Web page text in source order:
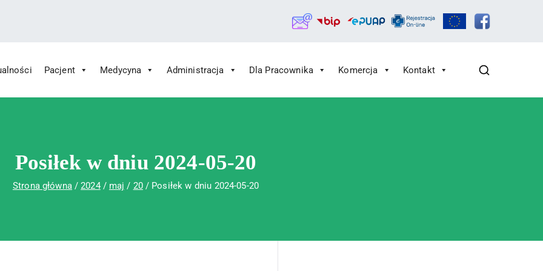
Św. Rafała w Czerwonej Górze
Rafała w Czerwonej Górze
Pacjent Medycyna Administracja Dla Pracownika Komercja Kontakt
Posiłek w dniu 2024-05-20
Strona główna 2024 maj 20 Posiłek w dniu 2024-05-20